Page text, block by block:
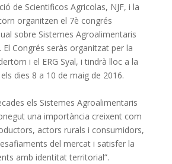
de Scientificos Agricolas, NJF, i la
organitzen el 7è congrés
sobre Sistemes Agroalimentaris
El Congrés seràs organitzat per la
i el ERG Syal, i tindrà lloc a la
dies 8 a 10 de maig de 2016.
els Sistemes Agroalimentaris
una importància creixent com
actors rurals i consumidors,
del mercat i satisfer la
amb identitat territorial”.